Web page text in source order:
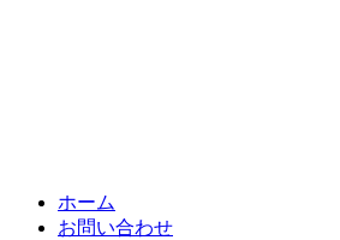
ホーム
お問い合わせ